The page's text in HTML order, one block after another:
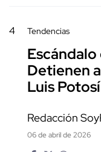
4 Tendencias
Escándalo
Detienen
Luis Potosí
Redacción
06 de abril de 2026